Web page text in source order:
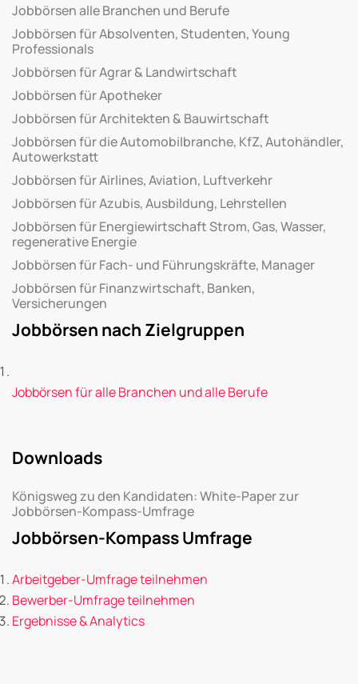
Jobbörsen alle Branchen und Berufe
Jobbörsen für Absolventen, Studenten, Young
Professionals
Jobbörsen für Agrar & Landwirtschaft
Jobbörsen für Apotheker
Jobbörsen für Architekten & Bauwirtschaft
Jobbörsen für die Automobilbranche, KfZ, Autohändler,
Autowerkstatt
Jobbörsen für Airlines, Aviation, Luftverkehr
Jobbörsen für Azubis, Ausbildung, Lehrstellen
Jobbörsen für Energiewirtschaft Strom, Gas, Wasser,
regenerative Energie
Jobbörsen für Fach- und Führungskräfte, Manager
Jobbörsen für Finanzwirtschaft, Banken,
Versicherungen
Jobbörsen nach Zielgruppen
Jobbörsen für alle Branchen und alle Berufe
Downloads
Königsweg zu den Kandidaten: White-Paper zur
Jobbörsen-Kompass-Umfrage
Jobbörsen-Kompass Umfrage
Arbeitgeber-Umfrage teilnehmen
Bewerber-Umfrage teilnehmen
Ergebnisse & Analytics